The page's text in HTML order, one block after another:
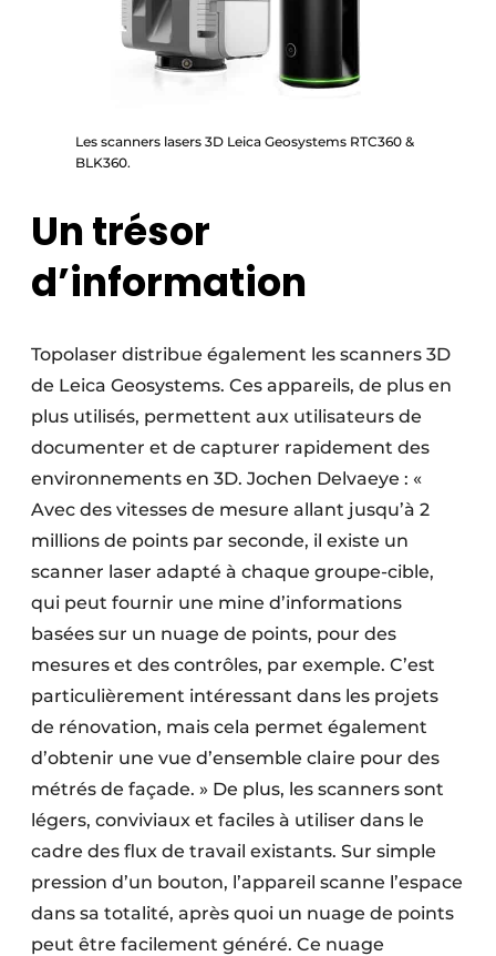
Les scanners lasers 3D Leica Geosystems RTC360 &
BLK360.
Un trésor
d’information
Topolaser distribue également les scanners 3D
de Leica Geosystems. Ces appareils, de plus en
plus utilisés, permettent aux utilisateurs de
documenter et de capturer rapidement des
environnements en 3D. Jochen Delvaeye : «
Avec des vitesses de mesure allant jusqu’à 2
millions de points par seconde, il existe un
scanner laser adapté à chaque groupe-cible,
qui peut fournir une mine d’informations
basées sur un nuage de points, pour des
mesures et des contrôles, par exemple. C’est
particulièrement intéressant dans les projets
de rénovation, mais cela permet également
d’obtenir une vue d’ensemble claire pour des
métrés de façade. » De plus, les scanners sont
légers, conviviaux et faciles à utiliser dans le
cadre des flux de travail existants. Sur simple
pression d’un bouton, l’appareil scanne l’espace
dans sa totalité, après quoi un nuage de points
peut être facilement généré. Ce nuage